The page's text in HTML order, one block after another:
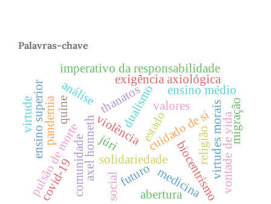
Palavras-chave
cuidado de si
violência
axel honneth solidariedade
estado
comunidade biocentrismo
virtudes morais
religião
medicina
dualismo
pulsão de morte
thanatos
vontade de vida
exigência axiológica
futuro
pandemia
covid-19
valores
abertura
imperativo da responsabilidade
análise ensino médio
ensino superior
social
quine migração
virtude
júri